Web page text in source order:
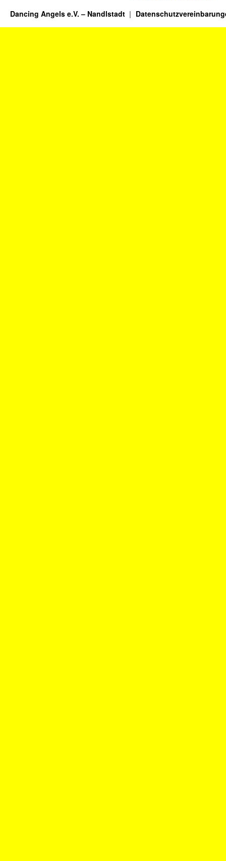
Dancing Angels e.V. – Nandlstadt